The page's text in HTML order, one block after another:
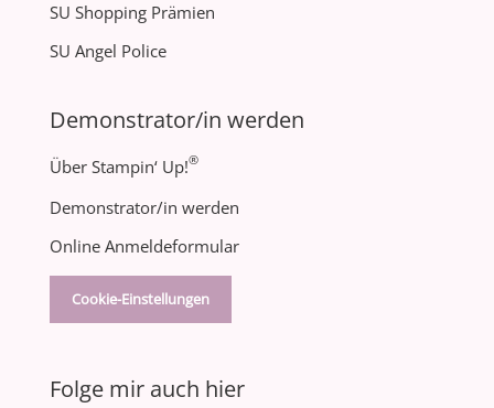
SU Shopping Prämien
SU Angel Police
Demonstrator/in werden
Über Stampin‘ Up!®
Demonstrator/in werden
Online Anmeldeformular
Cookie-Einstellungen
Folge mir auch hier